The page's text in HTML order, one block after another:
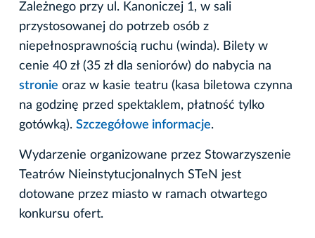
Zależnego przy ul. Kanoniczej 1, w sali
przystosowanej do potrzeb osób z
niepełnosprawnością ruchu (winda). Bilety w
cenie 40 zł (35 zł dla seniorów) do nabycia na
stronie oraz w kasie teatru (kasa biletowa czynna
na godzinę przed spektaklem, płatność tylko
gotówką). Szczegółowe informacje.
Wydarzenie organizowane przez Stowarzyszenie
Teatrów Nieinstytucjonalnych STeN jest
dotowane przez miasto w ramach otwartego
konkursu ofert.